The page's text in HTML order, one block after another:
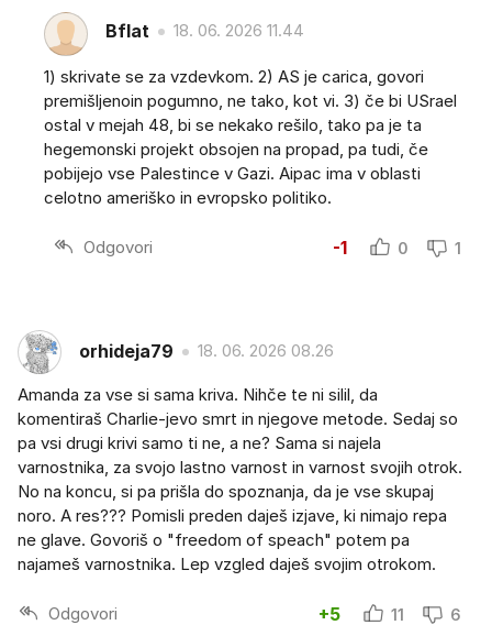
Bflat 18. 06. 2026 11.44
1) skrivate se za vzdevkom. 2) AS je carica, govori
premišljenoin pogumno, ne tako, kot vi. 3) če bi USrael
ostal v mejah 48, bi se nekako rešilo, tako pa je ta
hegemonski projekt obsojen na propad, pa tudi, če
pobijejo vse Palestince v Gazi. Aipac ima v oblasti
celotno ameriško in evropsko politiko.
Odgovori -1 0 1
orhideja79 18. 06. 2026 08.26
Amanda za vse si sama kriva. Nihče te ni silil, da
komentiraš Charlie-jevo smrt in njegove metode. Sedaj so
pa vsi drugi krivi samo ti ne, a ne? Sama si najela
varnostnika, za svojo lastno varnost in varnost svojih otrok.
No na koncu, si pa prišla do spoznanja, da je vse skupaj
noro. A res??? Pomisli preden daješ izjave, ki nimajo repa
ne glave. Govoriš o "freedom of speach" potem pa
najameš varnostnika. Lep vzgled daješ svojim otrokom.
Odgovori +5 11 6